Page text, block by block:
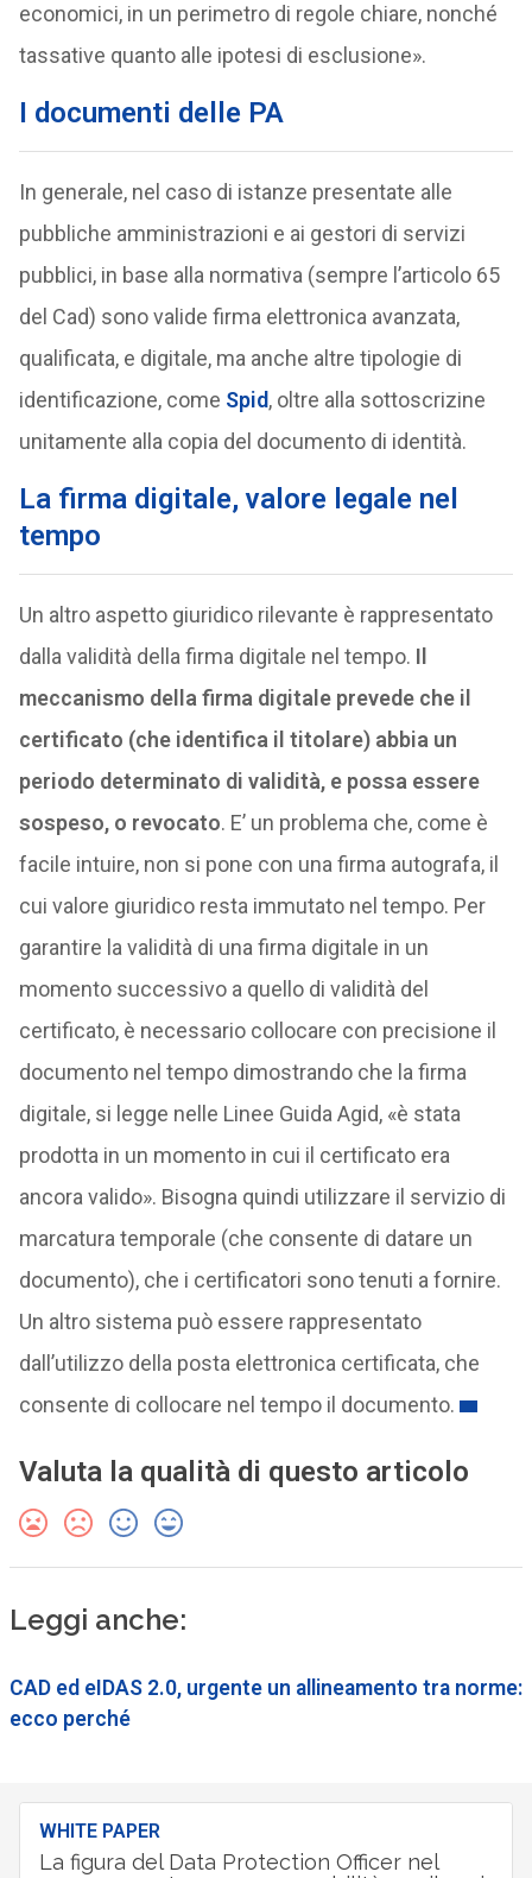
economici, in un perimetro di regole chiare, nonché
tassative quanto alle ipotesi di esclusione».
I documenti delle PA
In generale, nel caso di istanze presentate alle
pubbliche amministrazioni e ai gestori di servizi
pubblici, in base alla normativa (sempre l’articolo 65
del Cad) sono valide firma elettronica avanzata,
qualificata, e digitale, ma anche altre tipologie di
identificazione, come Spid, oltre alla sottoscrizine
unitamente alla copia del documento di identità.
La firma digitale, valore legale nel
tempo
Un altro aspetto giuridico rilevante è rappresentato
dalla validità della firma digitale nel tempo. Il
meccanismo della firma digitale prevede che il
certificato (che identifica il titolare) abbia un
periodo determinato di validità, e possa essere
sospeso, o revocato. E’ un problema che, come è
facile intuire, non si pone con una firma autografa, il
cui valore giuridico resta immutato nel tempo. Per
garantire la validità di una firma digitale in un
momento successivo a quello di validità del
certificato, è necessario collocare con precisione il
documento nel tempo dimostrando che la firma
digitale, si legge nelle Linee Guida Agid, «è stata
prodotta in un momento in cui il certificato era
ancora valido». Bisogna quindi utilizzare il servizio di
marcatura temporale (che consente di datare un
documento), che i certificatori sono tenuti a fornire.
Un altro sistema può essere rappresentato
dall’utilizzo della posta elettronica certificata, che
consente di collocare nel tempo il documento.
Valuta la qualità di questo articolo
Leggi anche:
CAD ed eIDAS 2.0, urgente un allineamento tra norme:
ecco perché
WHITE PAPER
La figura del Data Protection Officer nel